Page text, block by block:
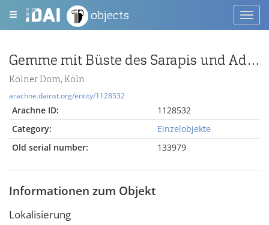
objects
Gemme mit Büste des Sarapis und Adler zwischen Feldzeichen
Kölner Dom, Köln
arachne.dainst.org/entity/1128532
Arachne ID:
1128532
Category:
Einzelobjekte
Old serial number:
133979
Informationen zum Objekt
Lokalisierung